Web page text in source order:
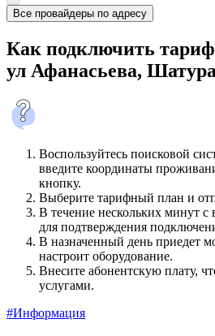
Все провайдеры по адресу
Как подключить
ул Афанасьева,
Воспользуйтесь поисковой
введите координаты
кнопку.
Выберите тарифный план и
В течение нескольких минут с
для подтверждения
В назначенный день приедет
настроит оборудование.
Внесите абонентскую плату,
услугами.
#Информация